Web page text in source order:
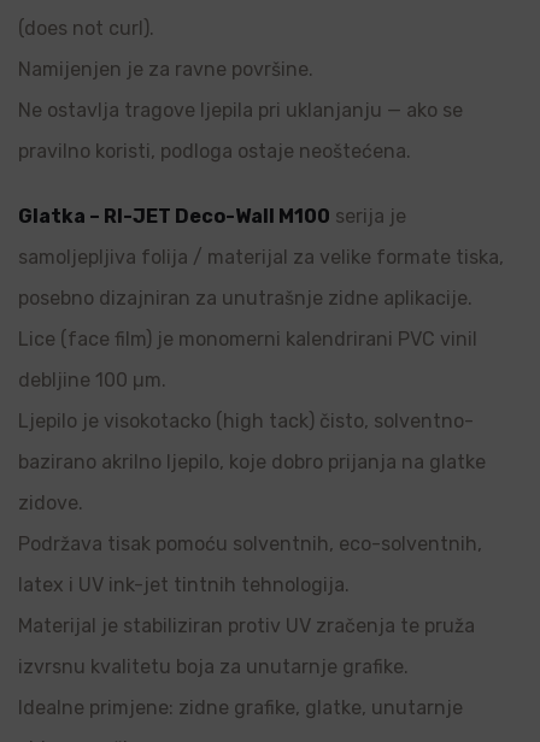
(does not curl).
Namijenjen je za ravne površine.
Ne ostavlja tragove ljepila pri uklanjanju — ako se
pravilno koristi, podloga ostaje neoštećena.
Glatka – RI-JET Deco-Wall M100 serija je
samoljepljiva folija / materijal za velike formate tiska,
posebno dizajniran za unutrašnje zidne aplikacije.
Lice (face film) je monomerni kalendrirani PVC vinil
debljine 100 µm.
Ljepilo je visokotacko (high tack) čisto, solventno-
bazirano akrilno ljepilo, koje dobro prijanja na glatke
zidove.
Podržava tisak pomoću solventnih, eco-solventnih,
latex i UV ink-jet tintnih tehnologija.
Materijal je stabiliziran protiv UV zračenja te pruža
izvrsnu kvalitetu boja za unutarnje grafike.
Idealne primjene: zidne grafike, glatke, unutarnje